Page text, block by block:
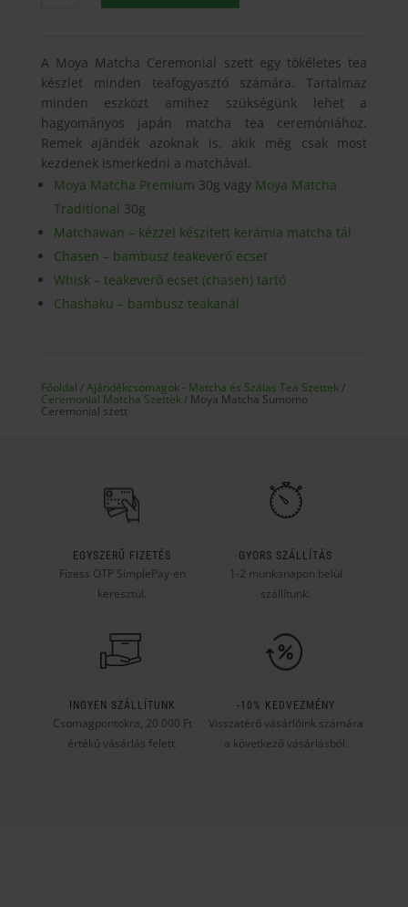
szett
mennyiség
A Moya Matcha Ceremonial szett egy tökéletes tea
készlet minden teafogyasztó számára. Tartalmaz
minden eszközt amihez szükségünk lehet a
hagyományos japán matcha tea ceremóniához.
Remek ajándék azoknak is, akik még csak most
kezdenek ismerkedni a matchával.
Moya Matcha Premium 30g vagy Moya Matcha
Traditional 30g
Matchawan – kézzel készített kerámia matcha tál
Chasen – bambusz teakeverő ecset
Whisk – teakeverő ecset (chasen) tartó
Chashaku – bambusz teakanál
Főoldal /Ajándékcsomagok - Matcha és Szálas Tea Szettek/
Ceremonial Matcha Szettek/ Moya Matcha Sumomo
Ceremonial szett
EGYSZERŰ FIZETÉS
Fizess OTP SimplePay-en
keresztül.
GYORS SZÁLLÍTÁS
1-2 munkanapon belül
szállítunk.
INGYEN SZÁLLÍTUNK
Csomagpontokra, 20 000 Ft
értékű vásárlás felett.
-10% KEDVEZMÉNY
Visszatérő vásárlóink számára
a következő vásárlásból.